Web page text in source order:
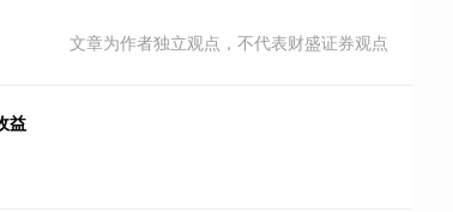
文章为作者独立观点，不代表财盛证券观点
益